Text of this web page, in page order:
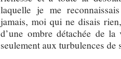
laquelle je me
jamais, moi qui ne disais
d’une ombre détachée de
seulement aux turbulences